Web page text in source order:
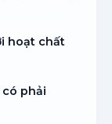
hoạt chất
có phải